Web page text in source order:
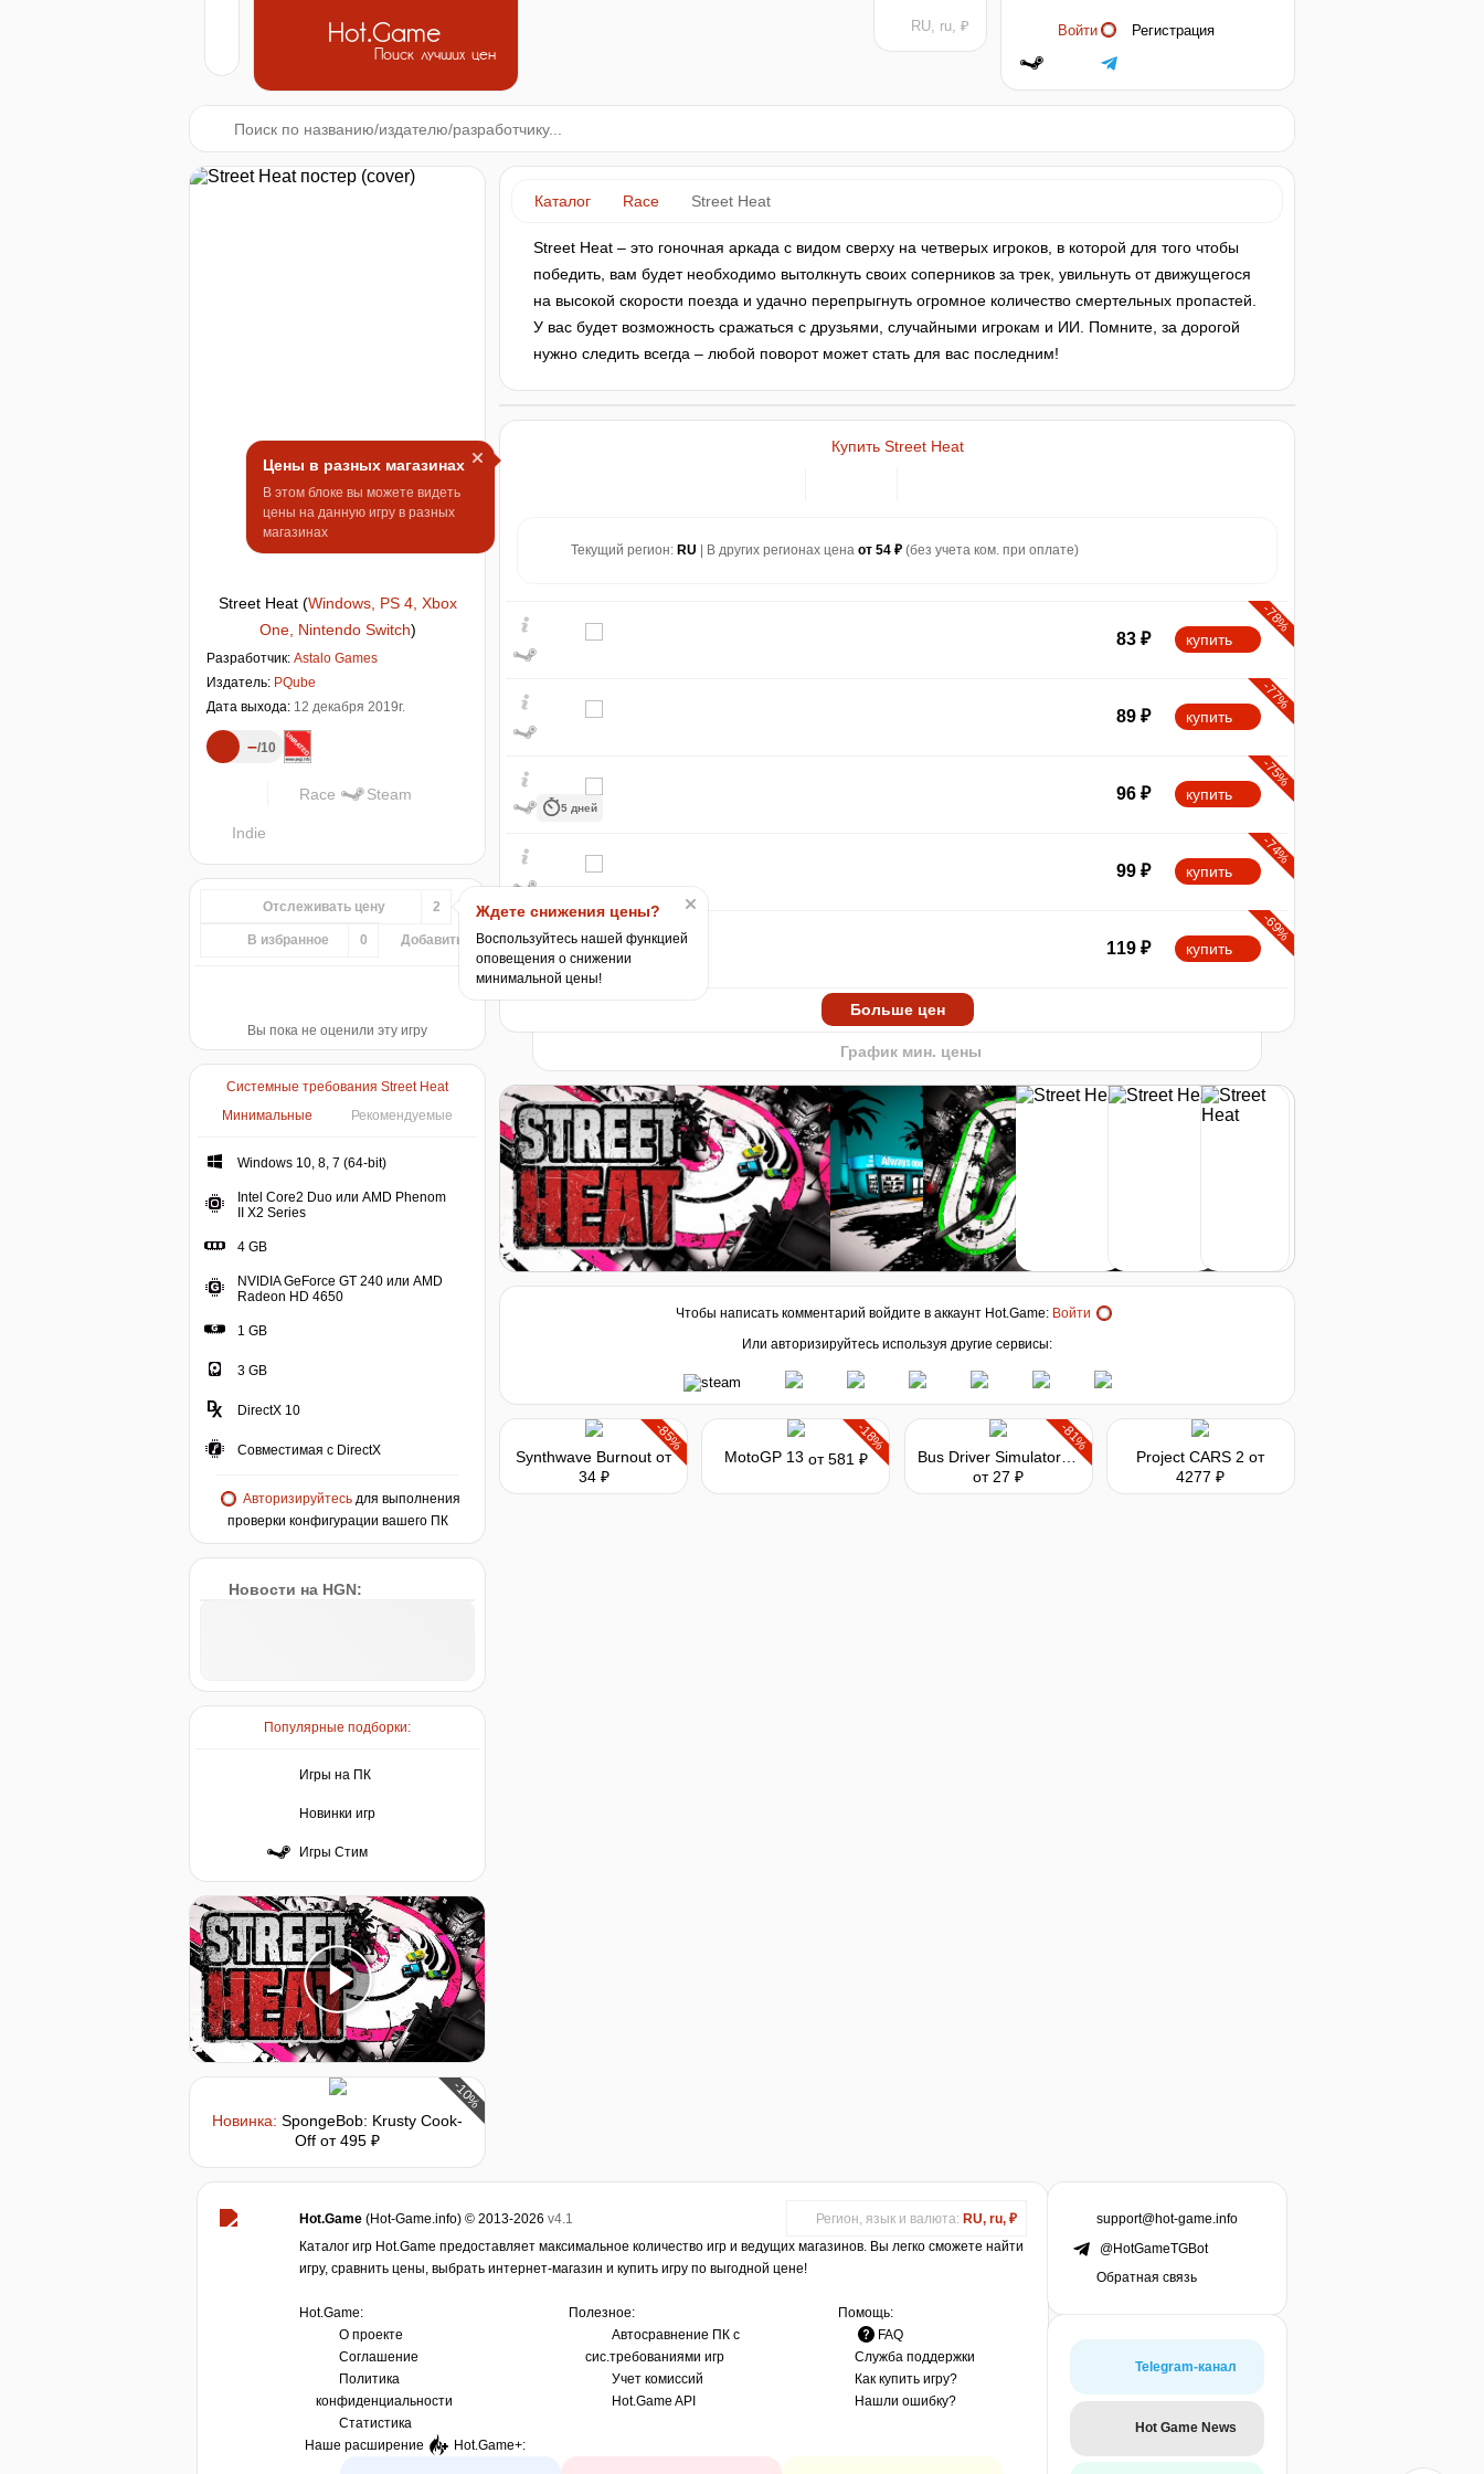
Hot.Game
Поиск лучших цен
Войти Регистрация
RU, ru, ₽
Street Heat (Windows, PS 4, Xbox
One, Nintendo Switch)
Разработчик: Astalo Games
Издатель: PQube
Дата выхода: 12 декабря 2019г.
– 10
Race Steam
Indie
Отслеживать цену 2
В избранное 0 Добавить...
Вы пока не оценили эту игру
Системные требования Street Heat
Минимальные
Рекомендуемые
Windows 10, 8, 7 (64-bit)
Intel Core2 Duo или AMD Phenom
II X2 Series
4 GB
NVIDIA GeForce GT 240 или AMD
Radeon HD 4650
1 GB
3 GB
DirectX 10
Совместимая с DirectX
Авторизируйтесьдля выполнения
проверки конфигурации вашего ПК
Новости на HGN:
Популярные подборки:
Игры на ПК
Новинки игр
Игры Стим
-10%
Новинка: SpongeBob: Krusty Cook-
Off от 495 ₽
Каталог Race Street Heat
Street Heat – это гоночная аркада с видом сверху на четверых игроков, в которой для того чтобы
победить, вам будет необходимо вытолкнуть своих соперников за трек, увильнуть от движущегося
на высокой скорости поезда и удачно перепрыгнуть огромное количество смертельных пропастей.
У вас будет возможность сражаться с друзьями, случайными игрокам и ИИ. Помните, за дорогой
нужно следить всегда – любой поворот может стать для вас последним!
Купить Street Heat
Текущий регион: RU | В других регионах цена от 54 ₽ (без учета ком. при оплате)
-78%
83 ₽ купить
-77%
89 ₽ купить
5 дней
-75%
96 ₽ купить
-74%
99 ₽ купить
-69%
119 ₽ купить
по промокоду:
нет в наличии
Больше цен
2024 2025
₽
100
150
График мин. цены
Чтобы написать комментарий войдите в аккаунт Hot.Game: Войти
Или авторизируйтесь используя другие сервисы:
-85%
Synthwave Burnout от
34 ₽
-18%
MotoGP 13 от 581 ₽
-81%
Bus Driver Simulator - Hungarian Legend
от 27 ₽
Project CARS 2 от
4277 ₽
Hot.Game (Hot-Game.info) © 2013-2026 v4.1 Регион, язык и валюта: RU, ru, ₽
Каталог игр Hot.Game предоставляет максимальное количество игр и ведущих магазинов. Вы легко сможете найти
игру, сравнить цены, выбрать интернет-магазин и купить игру по выгодной цене!
Hot.Game:
О проекте
Соглашение
Политика
конфиденциальности
Статистика
Полезное:
Автосравнение ПК с
сис.требованиями игр
Учет комиссий
Hot.Game API
Помощь:
FAQ
Служба поддержки
Как купить игру?
Нашли ошибку?
Наше расширение Hot.Game+:
support@hot-game.info
@HotGameTGBot
Обратная связь
Telegram-канал
Hot Game News
Ждете снижения цены?
Воспользуйтесь нашей функцией
оповещения о снижении
минимальной цены!
Цены в разных магазинах
В этом блоке вы можете видеть
цены на данную игру в разных
магазинах